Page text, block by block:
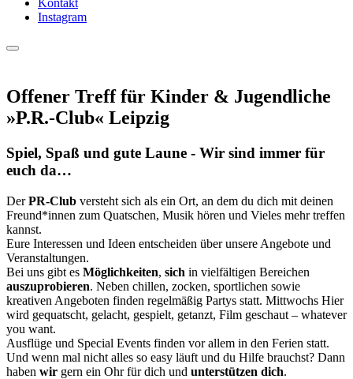
Kontakt
Instagram
Offener Treff für Kinder & Jugendliche
»P.R.-Club« Leipzig
Spiel, Spaß und gute Laune - Wir sind immer für
euch da…
DerPR-Club versteht sich als ein Ort, an dem du dich mit deinen
Freund*innen zum Quatschen, Musik hören und Vieles mehr treffen
kannst.
Eure Interessen und Ideen entscheiden über unsere Angebote und
Veranstaltungen.
Bei uns gibt es Möglichkeiten, sich in vielfältigen Bereichen
auszuprobieren. Neben chillen, zocken, sportlichen sowie
kreativen Angeboten finden regelmäßig Partys statt. Mittwochs Hier
wird gequatscht, gelacht, gespielt, getanzt, Film geschaut – whatever
you want.
Ausflüge und Special Events finden vor allem in den Ferien statt.
Und wenn mal nicht alles so easy läuft und du Hilfe brauchst? Dann
haben wir gern ein Ohr für dich und unterstützen dich.